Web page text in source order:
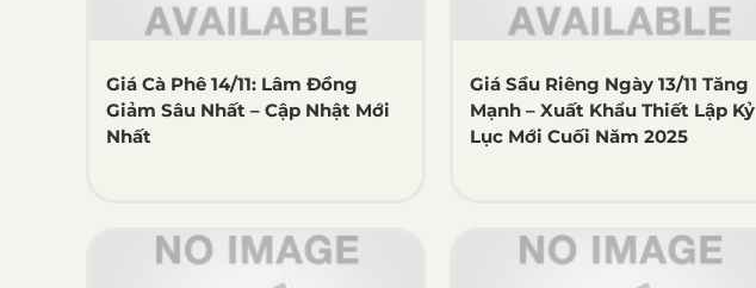
Giá Cà Phê 14/11: Lâm Đồng
Giảm Sâu Nhất – Cập Nhật Mới
Nhất
Giá Sầu Riêng Ngày 13/11 Tăng
Mạnh – Xuất Khẩu Thiết Lập Kỷ
Lục Mới Cuối Năm 2025